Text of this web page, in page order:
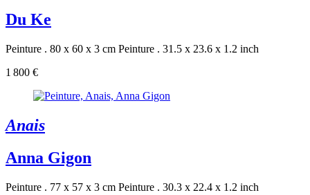
Du Ke
Peinture . 80 x 60 x 3 cm Peinture . 31.5 x 23.6 x 1.2 inch
1 800 €
Anais
Anna Gigon
Peinture . 77 x 57 x 3 cm Peinture . 30.3 x 22.4 x 1.2 inch